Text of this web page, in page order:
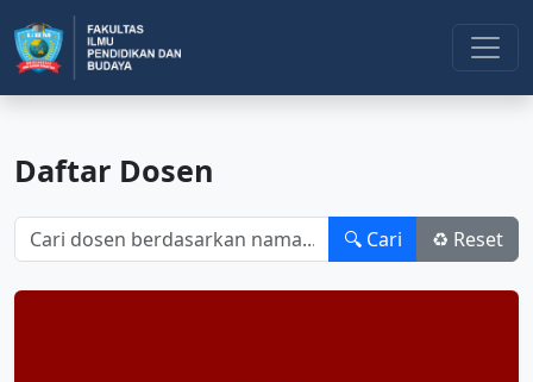
Daftar Dosen
🔍 Cari ♻️ Reset